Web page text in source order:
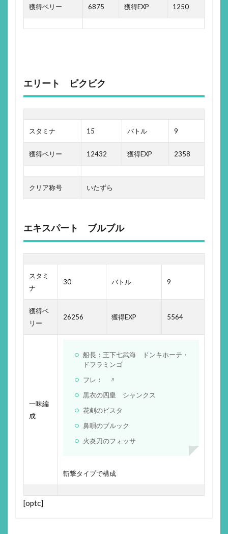
獲得ベリー 6875 獲得EXP 1250
エリート ビクビク
スタミナ 15 バトル 9
獲得ベリー 12432 獲得EXP 2358
クリア称号 いたずら
エキスパート ブルブル
スタミ
ナ
30 バトル 9
獲得ベ
リー
26256 獲得EXP 5564
一味編
成
船長：王下七武海 ドンキホーテ・
ドフラミンゴ
フレ： 〃
黒衣の四皇 シャンクス
花剣のビスタ
鼻唄のブルック
火炎刀のフォッサ
斬撃タイプで構成
[optc]